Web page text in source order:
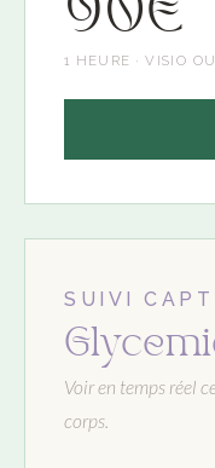
90€
1 HEURE · VISIO
SUIVI
Voir en temps réel
corps.